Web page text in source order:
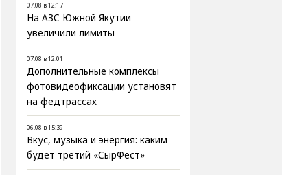
07.08 в 12:17
На АЗС Южной Якутии
увеличили лимиты
07.08 в 12:01
Дополнительные комплексы
фотовидеофиксации установят
на федтрассах
06.08 в 15:39
Вкус, музыка и энергия: каким
будет третий «СырФест»